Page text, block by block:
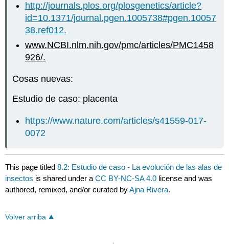
http://journals.plos.org/plosgenetics/article?
id=10.1371/journal.pgen.1005738#pgen.10057
38.ref012.
www.NCBI.nlm.nih.gov/pmc/articles/PMC1458
926/.
Cosas nuevas:
Estudio de caso: placenta
https://www.nature.com/articles/s41559-017-
0072
This page titled8.2: Estudio de caso - La evolución de las alas de
insectos is shared under aCC BY-NC-SA 4.0 license and was
authored, remixed, and/or curated byAjna Rivera.
Volver arriba